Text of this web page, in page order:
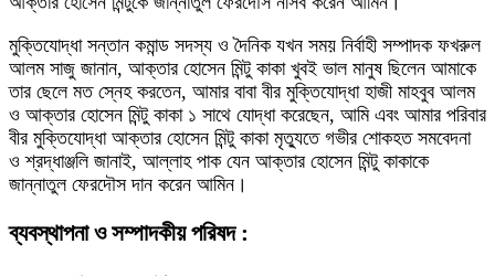
মুক্তিযোদ্ধা সন্তান কমান্ড সদস্য ও দৈনিক যখন সময় নির্বাহী সম্পাদক ফখরুল
আলম সাজু জানান, আক্তার হোসেন মিন্টু কাকা খুবই ভাল মানুষ ছিলেন আমাকে
তার ছেলে মত স্নেহ করতেন, আমার বাবা বীর মুক্তিযোদ্ধা হাজী মাহবুব আলম
ও আক্তার হোসেন মিন্টু কাকা ১ সাথে যোদ্ধা করেছেন, আমি এবং আমার পরিবার
বীর মুক্তিযোদ্ধা আক্তার হোসেন মিন্টু কাকা মৃত্যুতে গভীর শোকহত সমবেদনা
ও শ্রদ্ধাঞ্জলি জানাই, আল্লাহ পাক যেন আক্তার হোসেন মিন্টু কাকাকে
জান্নাতুল ফেরদৌস দান করেন আমিন।
ব্যবস্থাপনা ও সম্পাদকীয় পরিষদ :